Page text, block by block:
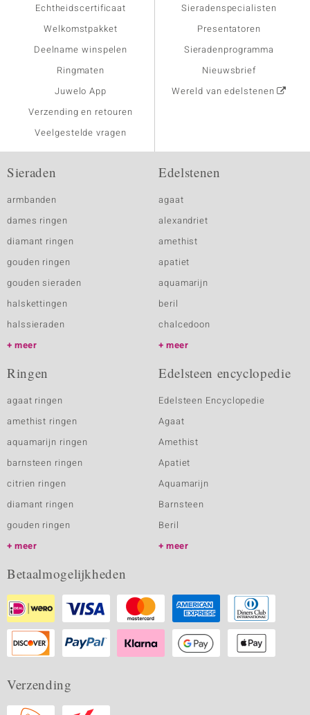
Echtheidscertificaat
Welkomstpakket
Deelname winspelen
Ringmaten
Juwelo App
Verzending en retouren
Veelgestelde vragen
Sieradenspecialisten
Presentatoren
Sieradenprogramma
Nieuwsbrief
Wereld van edelstenen
Sieraden
armbanden
dames ringen
diamant ringen
gouden ringen
gouden sieraden
halskettingen
halssieraden
meer
Edelstenen
agaat
alexandriet
amethist
apatiet
aquamarijn
beril
chalcedoon
meer
Ringen
agaat ringen
amethist ringen
aquamarijn ringen
barnsteen ringen
citrien ringen
diamant ringen
gouden ringen
meer
Edelsteen encyclopedie
Edelsteen Encyclopedie
Agaat
Amethist
Apatiet
Aquamarijn
Barnsteen
Beril
meer
Betaalmogelijkheden
Verzending